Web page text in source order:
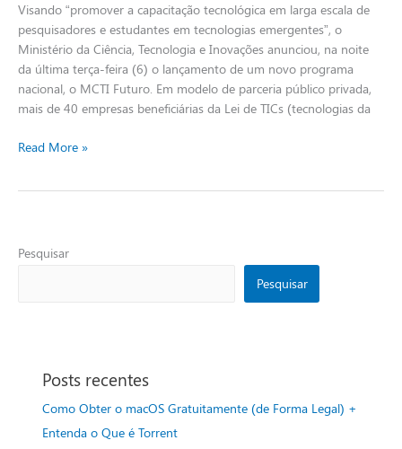
Visando “promover a capacitação tecnológica em larga escala de
pesquisadores e estudantes em tecnologias emergentes”, o
Ministério da Ciência, Tecnologia e Inovações anunciou, na noite
da última terça-feira (6) o lançamento de um novo programa
nacional, o MCTI Futuro. Em modelo de parceria público privada,
mais de 40 empresas beneficiárias da Lei de TICs (tecnologias da
programa
nacional
de
tecnologia
Read More »
Pesquisar
Pesquisar
Posts recentes
Como Obter o macOS Gratuitamente (de Forma Legal) +
Entenda o Que é Torrent